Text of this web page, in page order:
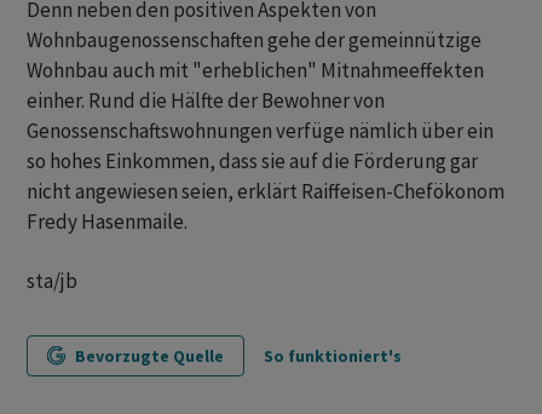
Denn neben den positiven Aspekten von
Wohnbaugenossenschaften gehe der gemeinnützige
Wohnbau auch mit "erheblichen" Mitnahmeeffekten
einher. Rund die Hälfte der Bewohner von
Genossenschaftswohnungen verfüge nämlich über ein
so hohes Einkommen, dass sie auf die Förderung gar
nicht angewiesen seien, erklärt Raiffeisen-Chefökonom
Fredy Hasenmaile.
sta/jb
Bevorzugte Quelle So funktioniert's